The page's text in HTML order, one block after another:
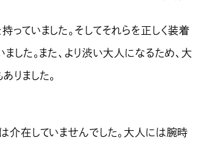
ていました。そしてそれらを正しく装着
した。また、より渋い大人になるため、大
りました。
介在していませんでした。大人には腕時